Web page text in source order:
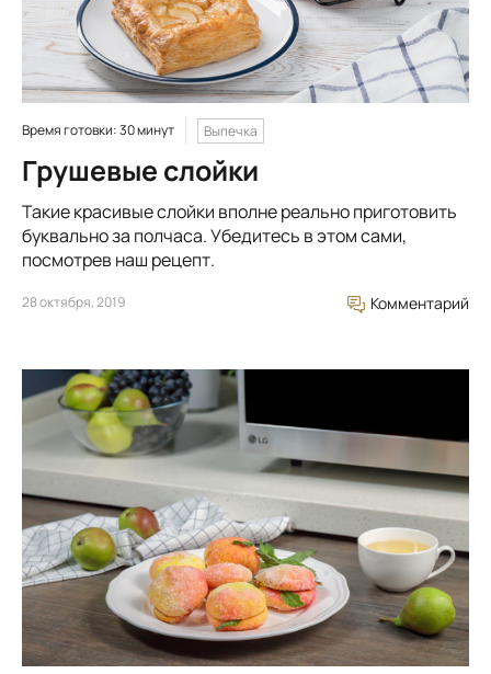
Время готовки: 30 минут Выпечка
Грушевые слойки
Такие красивые слойки вполне реально приготовить
буквально за полчаса. Убедитесь в этом сами,
посмотрев наш рецепт.
28 октября, 2019 Комментарий